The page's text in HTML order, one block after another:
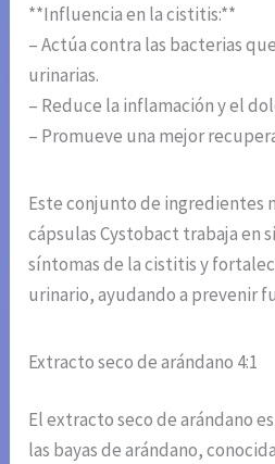
**Influencia en la cistitis:**
– Actúa contra las bacterias
urinarias.
– Reduce la inflamación y el
– Promueve una mejor
Este conjunto de ingredientes
cápsulas Cystobact trabaja en
síntomas de la cistitis y
urinario, ayudando a prevenir
Extracto seco de arándano 4:1
El extracto seco de arándano
las bayas de arándano,